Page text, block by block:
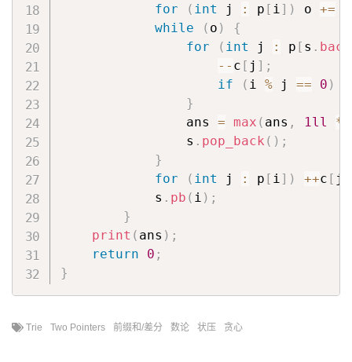
for
( int j : p [ i ] ) o +=
while
( o )
{
for
( int j : p [ s . back
-- c [ j ] ;
if
( i % j == 0 )
}
                ans
= max ( ans , 1ll *
                s
. pop_back ( ) ;
}
for
( int j : p [ i ] ) ++c [ j
            s
. pb ( i ) ;
}
print ( ans ) ;
return
0 ;
}
Trie Two Pointers 前缀和/差分 数论 状压 贪心